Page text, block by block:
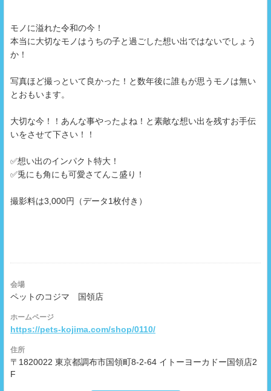
モノに溢れた令和の今！
本当に大切なモノはうちの子と過ごした想い出ではないでしょう
か！
写真ほど撮っといて良かった！と数年後に誰もが思うモノは無い
とおもいます。
大切な今！！あんな事やったよね！と素敵な想い出を残すお手伝
いをさせて下さい！！
✅想い出のインパクト特大！
✅兎にも角にも可愛さてんこ盛り！
撮影料は3,000円（データ1枚付き）
会場
ペットのコジマ 国領店
ホームページ
https://pets-kojima.com/shop/0110/
住所
〒1820022 東京都調布市国領町8-2-64 イトーヨーカドー国領店2
F